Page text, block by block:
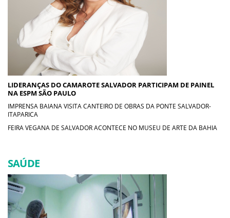
LIDERANÇAS DO CAMAROTE SALVADOR PARTICIPAM DE PAINEL
NA ESPM SÃO PAULO
IMPRENSA BAIANA VISITA CANTEIRO DE OBRAS DA PONTE SALVADOR-
ITAPARICA
FEIRA VEGANA DE SALVADOR ACONTECE NO MUSEU DE ARTE DA BAHIA
SAÚDE